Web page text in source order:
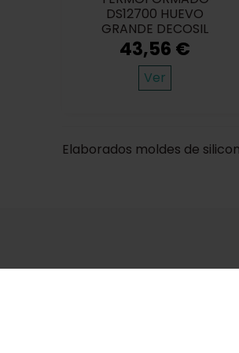
DS12700 HUEVO
GRANDE DECOSIL
43,56 €
Ver
Elaborados moldes de
Catálogos